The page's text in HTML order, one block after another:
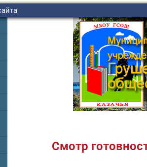
Смотр